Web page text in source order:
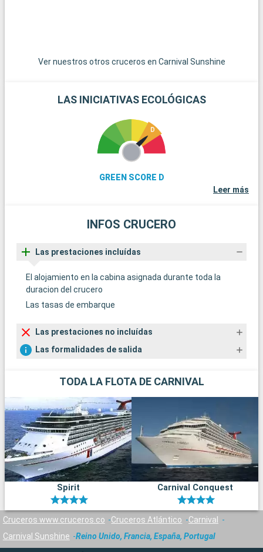
Ver nuestros otros cruceros en Carnival Sunshine
LAS INICIATIVAS ECOLÓGICAS
GREEN SCORE D
Leer más
INFOS CRUCERO
Las prestaciones incluídas
El alojamiento en la cabina asignada durante toda la
duracion del crucero
Las tasas de embarque
Las prestaciones no incluídas
Las formalidades de salida
TODA LA FLOTA DE CARNIVAL
Spirit Carnival Conquest
Cruceros www.cruceros.co Cruceros Atlántico
Carnival
Carnival Sunshine
Reino Unido, Francia, España, Portugal